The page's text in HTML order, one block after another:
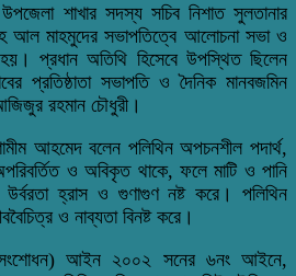
শাখার সদস্য সচিব নিশাত সুলতানার
আল মাহমুদের সভাপতিত্বে আলোচনা সভা ও
প্রধান অতিথি হিসেবে উপস্থিত ছিলেন
প্রতিষ্ঠাতা সভাপতি ও দৈনিক মানবজমিন
রহমান চৌধুরী।
আহমেদ বলেন পলিথিন অপচনশীল পদার্থ,
ও অবিকৃত থাকে, ফলে মাটি ও পানি
উর্বরতা হ্রাস ও গুণাগুণ নষ্ট করে। পলিথিন
ও নাব্যতা বিনষ্ট করে।
(সংশোধন) আইন ২০০২ সনের ৬নং আইনে,